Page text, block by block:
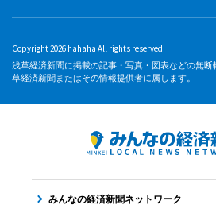
Copyright 2026 hahaha All rights reserved.
浅草経済新聞に掲載の記事・写真・図表などの無
草経済新聞またはその情報提供者に属します。
みんなの経済新聞ネットワーク